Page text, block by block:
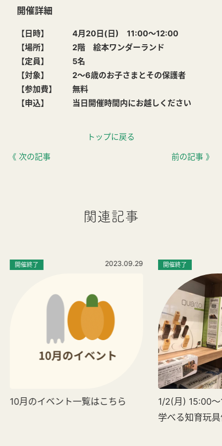
開催詳細
【日時】 4月20日(日) 11:00～12:00
【場所】 2階 絵本ワンダーランド
【定員】 5名
【対象】 2～6歳のお子さまとその保護者
【参加費】 無料
【申込】 当日開催時間内にお越しください
《 次の記事
トップに戻る
前の記事 》
関連記事
開催終了 2023.09.29
10月のイベント一覧はこちら
開催終了
1/2(月) 15:00
学べる知育玩